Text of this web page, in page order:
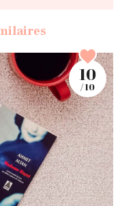
10
/ 10